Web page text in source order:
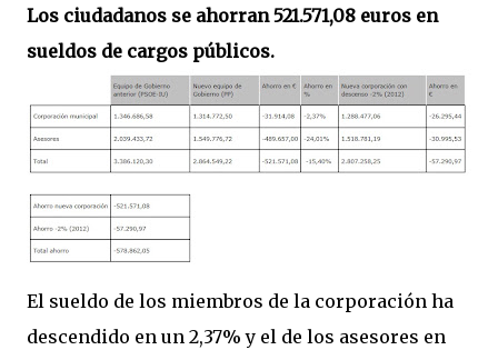
Los ciudadanos se ahorran 521.571,08 euros en
sueldos de cargos públicos.
El sueldo de los miembros de la corporación ha
descendido en un 2,37% y el de los asesores en